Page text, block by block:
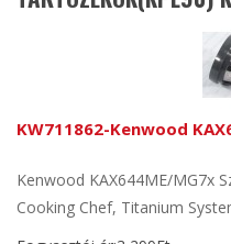
KW711862-Kenwood
Kenwood KAX644ME/MG7x
Cooking Chef, Titanium